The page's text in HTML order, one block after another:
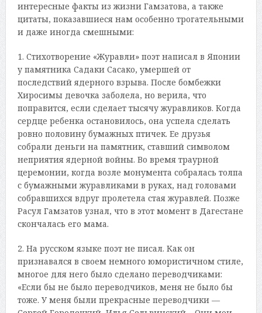
интересные факты из жизни Гамзатова, а также
цитаты, показавшиеся нам особенно трогательными
и даже иногда смешными:
1. Стихотворение «Журавли» поэт написал в Японии
у памятника Садаки Сасако, умершей от
последствий ядерного взрыва. После бомбежки
Хиросимы девочка заболела, но верила, что
поправится, если сделает тысячу журавликов. Когда
сердце ребенка остановилось, она успела сделать
ровно половину бумажных птичек. Ее друзья
собрали деньги на памятник, ставший символом
неприятия ядерной войны. Во время траурной
церемонии, когда возле монумента собралась толпа
с бумажными журавликами в руках, над головами
собравшихся вдруг пролетела стая журавлей. Позже
Расул Гамзатов узнал, что в этот момент в Дагестане
скончалась его мама.
2. На русском языке поэт не писал. Как он
признавался в своем немного юмористичном стиле,
многое для него было сделано переводчиками:
«Если бы не было переводчиков, меня не было бы
тоже. У меня были прекрасные переводчики —